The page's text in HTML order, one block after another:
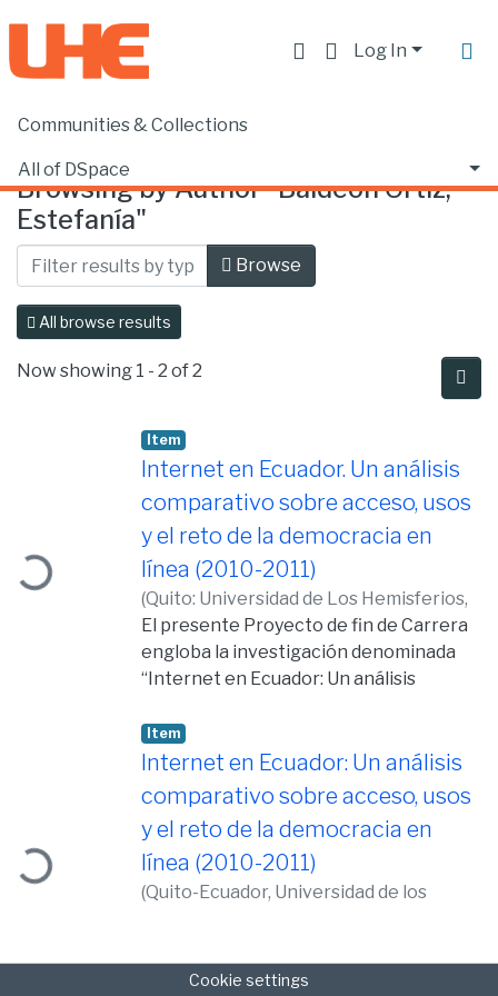
Log In
Communities & Collections
All of DSpace
Home Browse by Author
Browsing by Author "Baldeón Ortíz,
Estefanía"
Browse
All browse results
Now showing 1 - 2 of 2
Item
Internet en Ecuador. Un análisis
comparativo sobre acceso, usos
y el reto de la democracia en
línea (2010-2011)
(Quito: Universidad de Los Hemisferios,
2012,2012-05-20)Baldeón Ortíz,
Estefanía
El presente Proyecto de fin de Carrera
engloba la investigación denominada
“Internet en Ecuador: Un análisis
reto de la democracia en línea (2010-
2011)”, y expone los resultados
estadísticos sobre el objeto de análisis,
de determinar las diferencias
significativas entre los usuarios de
Internet en relación con las siguientes
variables: el número de minutos de uso
red durante la semana escolar, desde
Item
Internet en Ecuador: Un análisis
comparativo sobre acceso, usos
y el reto de la democracia en
línea (2010-2011)
(Quito-Ecuador, Universidad de los
Cookie settings